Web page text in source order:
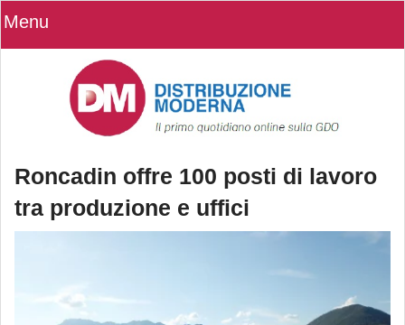
Menu
Roncadin offre 100 posti di lavoro
tra produzione e uffici